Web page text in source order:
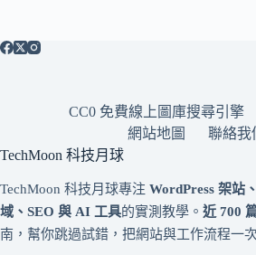
CC0 免費線上圖庫搜尋引擎
網站地圖
聯絡我
TechMoon 科技月球
TechMoon 科技月球專注 WordPress 架站
域、SEO 與 AI 工具的實測教學。 近 700
南，幫你跳過試錯，把網站與工作流程一